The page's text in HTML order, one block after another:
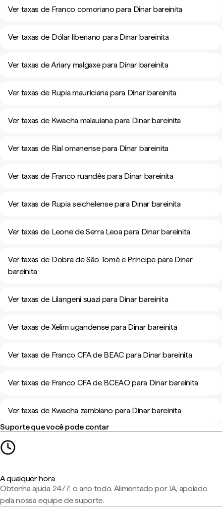
Ver taxas de Franco comoriano para Dinar bareinita
Ver taxas de Dólar liberiano para Dinar bareinita
Ver taxas de Ariary malgaxe para Dinar bareinita
Ver taxas de Rupia mauriciana para Dinar bareinita
Ver taxas de Kwacha malauiana para Dinar bareinita
Ver taxas de Rial omanense para Dinar bareinita
Ver taxas de Franco ruandês para Dinar bareinita
Ver taxas de Rupia seichelense para Dinar bareinita
Ver taxas de Leone de Serra Leoa para Dinar bareinita
Ver taxas de Dobra de São Tomé e Príncipe para Dinar
bareinita
Ver taxas de Lilangeni suazi para Dinar bareinita
Ver taxas de Xelim ugandense para Dinar bareinita
Ver taxas de Franco CFA de BEAC para Dinar bareinita
Ver taxas de Franco CFA de BCEAO para Dinar bareinita
Ver taxas de Kwacha zambiano para Dinar bareinita
Suporte que você pode contar
A qualquer hora
Obtenha ajuda 24/7, o ano todo. Alimentado por IA, apoiado
pela nossa equipe de suporte.